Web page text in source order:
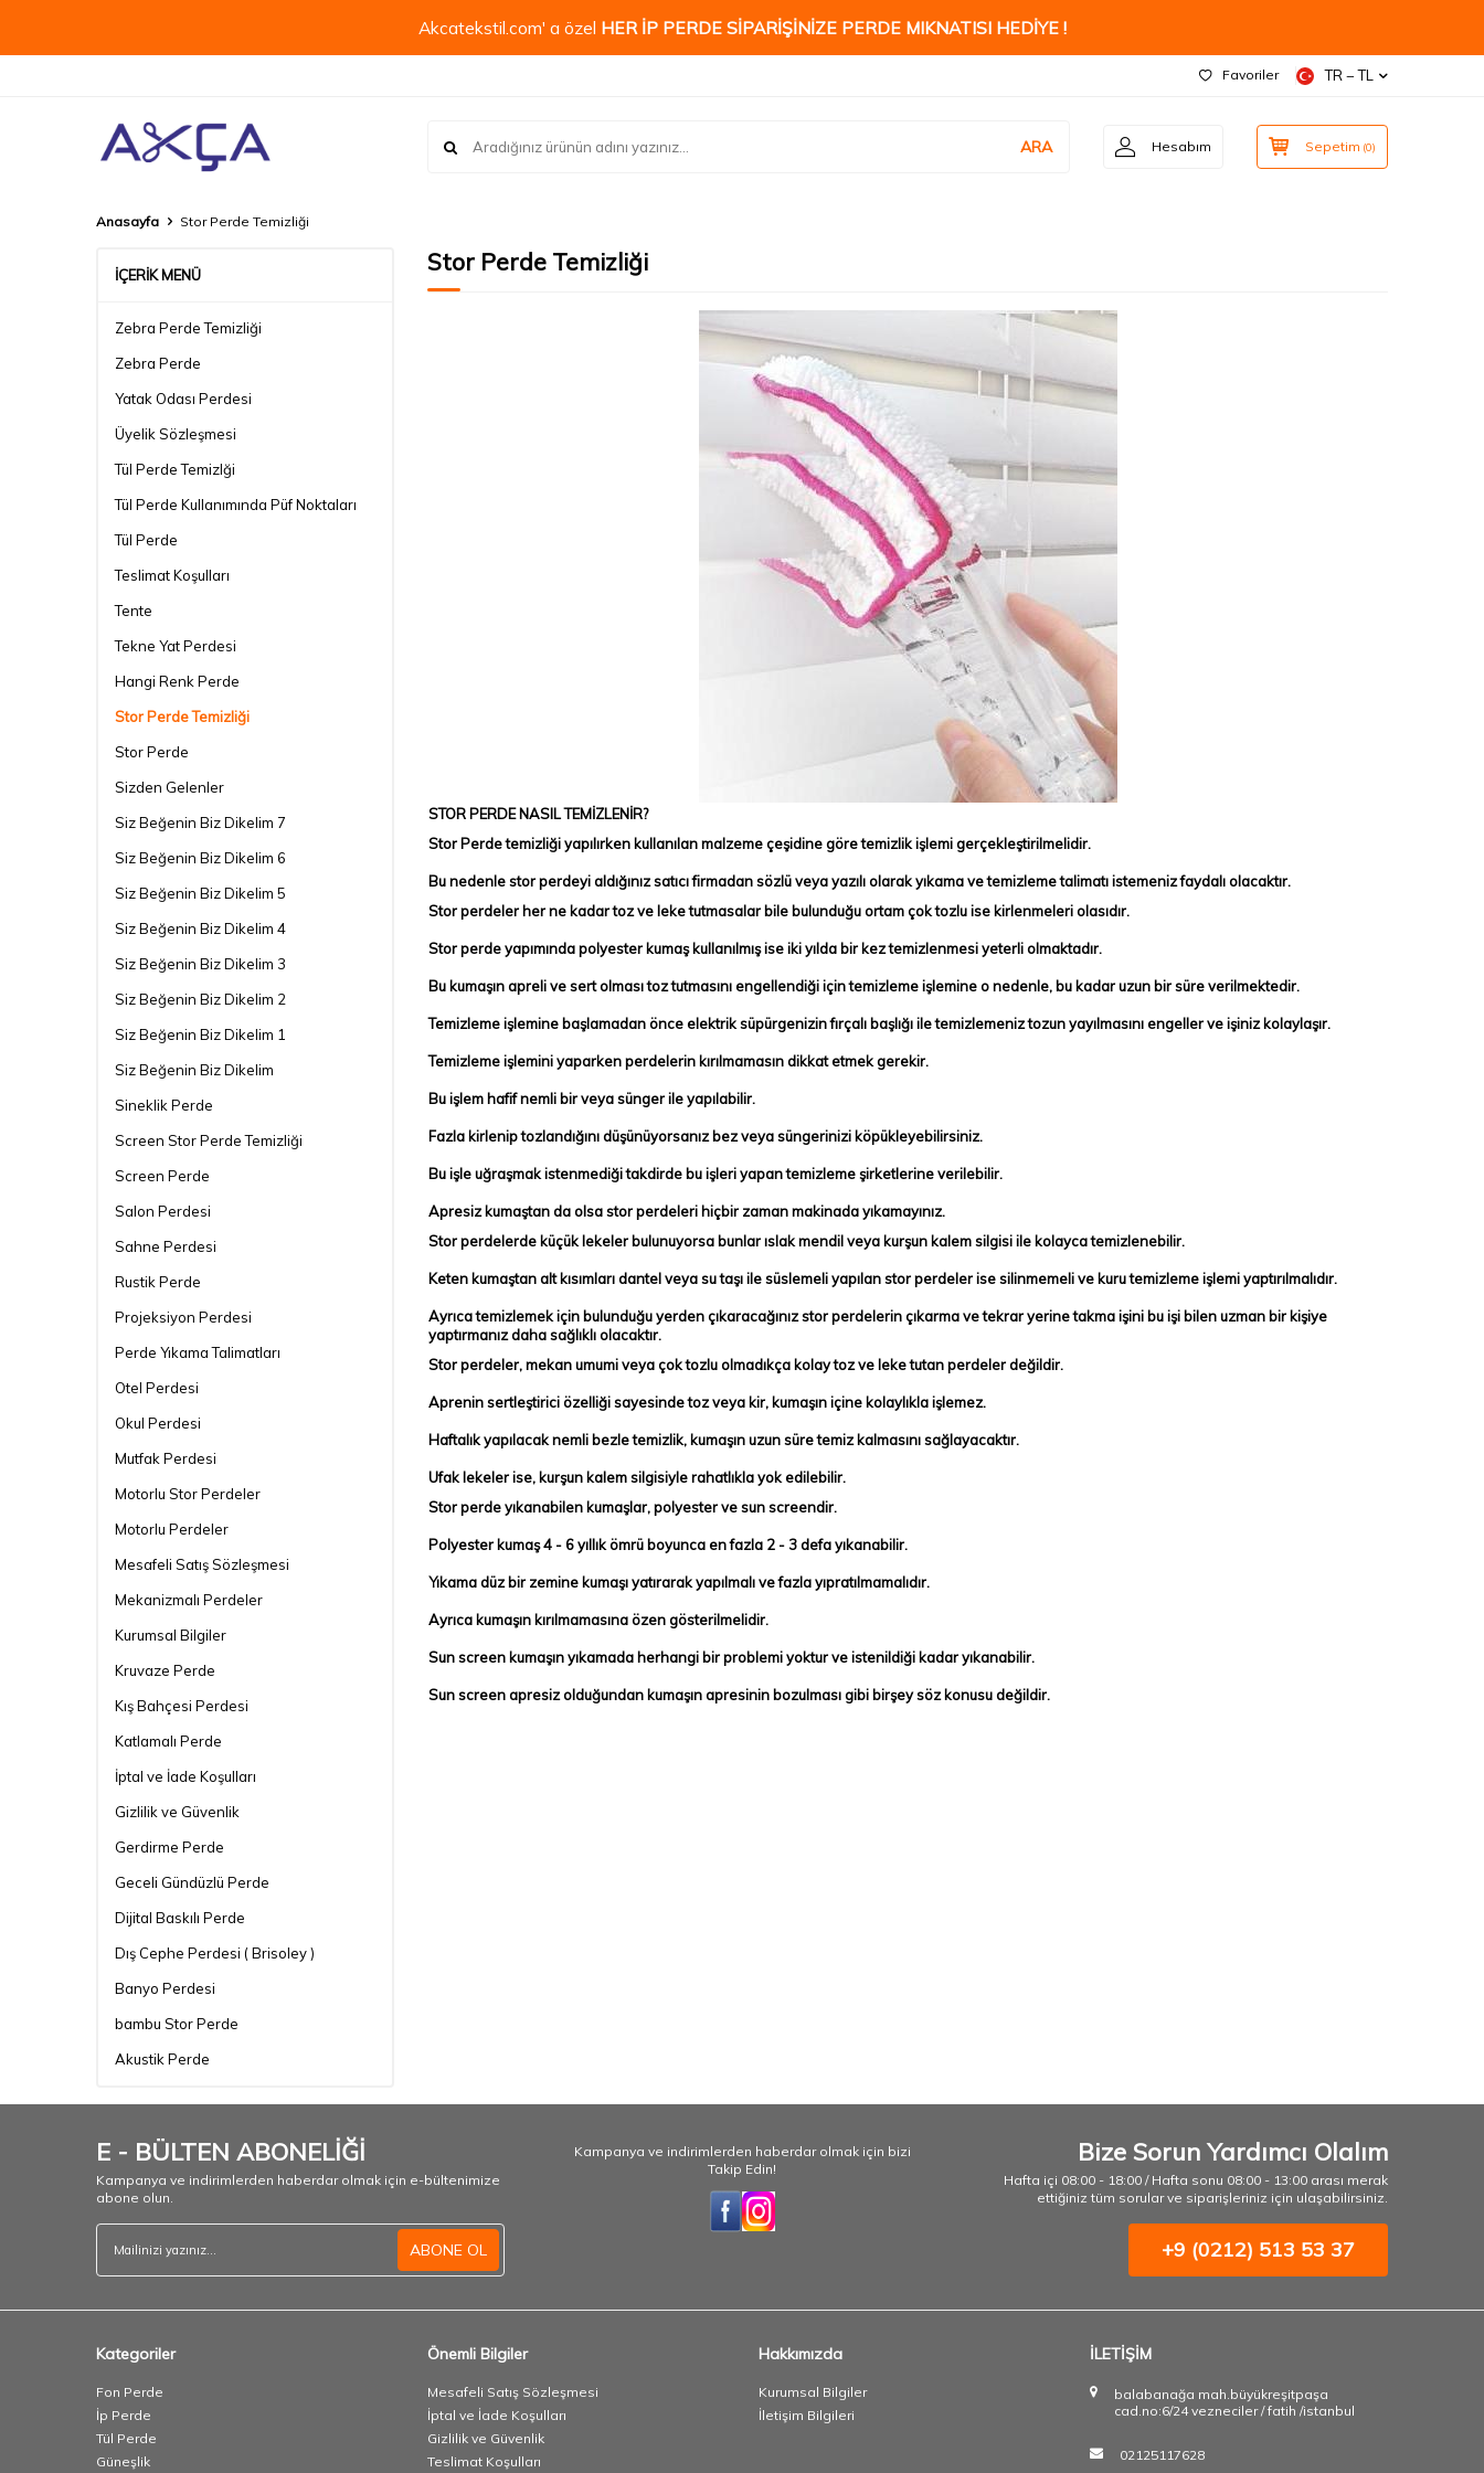
Akcatekstil.com' a özel HER İP PERDE SİPARİŞİNİZE PERDE MIKNATISI HEDİYE !
Favoriler TR − TL
ARA Hesabım Sepetim (0)
Anasayfa Stor Perde Temizliği
İÇERIK MENÜ
Zebra Perde Temizliği
Zebra Perde
Yatak Odası Perdesi
Üyelik Sözleşmesi
Tül Perde Temizlği
Tül Perde Kullanımında Püf Noktaları
Tül Perde
Teslimat Koşulları
Tente
Tekne Yat Perdesi
Hangi Renk Perde
Stor Perde Temizliği
Stor Perde
Sizden Gelenler
Siz Beğenin Biz Dikelim 7
Siz Beğenin Biz Dikelim 6
Siz Beğenin Biz Dikelim 5
Siz Beğenin Biz Dikelim 4
Siz Beğenin Biz Dikelim 3
Siz Beğenin Biz Dikelim 2
Siz Beğenin Biz Dikelim 1
Siz Beğenin Biz Dikelim
Sineklik Perde
Screen Stor Perde Temizliği
Screen Perde
Salon Perdesi
Sahne Perdesi
Rustik Perde
Projeksiyon Perdesi
Perde Yıkama Talimatları
Otel Perdesi
Okul Perdesi
Mutfak Perdesi
Motorlu Stor Perdeler
Motorlu Perdeler
Mesafeli Satış Sözleşmesi
Mekanizmalı Perdeler
Kurumsal Bilgiler
Kruvaze Perde
Kış Bahçesi Perdesi
Katlamalı Perde
İptal ve İade Koşulları
Gizlilik ve Güvenlik
Gerdirme Perde
Geceli Gündüzlü Perde
Dijital Baskılı Perde
Dış Cephe Perdesi ( Brisoley )
Banyo Perdesi
bambu Stor Perde
Akustik Perde
Stor Perde Temizliği
STOR PERDE NASIL TEMİZLENİR?
Stor Perde temizliği yapılırken kullanılan malzeme çeşidine göre temizlik işlemigerçekleştirilmelidir.
Bu nedenle stor perdeyi aldığınız satıcı firmadan sözlü veyayazılı olarak yıkama ve temizleme talimatı istemeniz faydalı olacaktır.
Stor perdeler her ne kadar toz ve leke tutmasalar bile bulunduğu ortam çok tozlu ise kirlenmeleri olasıdır.
Stor perde yapımında polyester kumaş kullanılmış ise iki yılda bir kez temizlenmesi yeterli olmaktadır.
Bu kumaşın apreli ve sert olması toz tutmasını engellendiği için temizleme işlemine o nedenle, bu kadar uzun bir süre verilmektedir.
Temizleme işlemine başlamadan önce elektrik süpürgenizin fırçalı başlığı ile temizlemeniztozun yayılmasını engeller ve işiniz kolaylaşır.
Temizleme işlemini yaparken perdelerin kırılmamasın dikkat etmek gerekir.
Bu işlem hafif nemli bir veya sünger ile yapılabilir.
Fazla kirlenip tozlandığını düşünüyorsanız bez veya süngerinizi köpükleyebilirsiniz.
Bu işle uğraşmak istenmediği takdirde bu işleri yapan temizleme şirketlerine verilebilir.
Apresiz kumaştan da olsa stor perdeleri hiçbir zaman makinada yıkamayınız.
Stor perdelerde küçük lekeler bulunuyorsa bunlar ıslak mendil veya kurşun kalem silgisiile kolayca temizlenebilir.
Keten kumaştan alt kısımları dantel veya su taşı ilesüslemeli yapılan stor perdeler ise silinmemeli ve kuru temizleme işlemi yaptırılmalıdır.
Ayrıca temizlemek için bulunduğu yerden çıkaracağınız stor perdelerin çıkarma ve tekraryerine takma işini bu işi bilen uzman bir kişiye
yaptırmanız daha sağlıklı olacaktır.
Stor perdeler, mekan umumi veya çok tozlu olmadıkça kolay toz ve leke tutan perdeler değildir.
Aprenin sertleştirici özelliği sayesinde toz veya kir, kumaşın içine kolaylıkla işlemez.
Haftalık yapılacak nemli bezle temizlik, kumaşın uzun süre temiz kalmasını sağlayacaktır.
Ufak lekeler ise, kurşun kalem silgisiyle rahatlıkla yok edilebilir.
Stor perde yıkanabilen kumaşlar, polyester ve sun screendir.
Polyester kumaş 4 - 6 yıllık ömrü boyunca en fazla 2 - 3 defa yıkanabilir.
Yıkama düz bir zemine kumaşı yatırarak yapılmalı ve fazla yıpratılmamalıdır.
Ayrıca kumaşın kırılmamasına özen gösterilmelidir.
Sun screen kumaşın yıkamada herhangi bir problemi yoktur ve istenildiği kadar yıkanabilir.
Sun screen apresiz olduğundan kumaşın apresinin bozulması gibi birşey söz konusu değildir.
E - BÜLTEN ABONELİĞİ
Kampanya ve indirimlerden haberdar olmak için e-bültenimize
abone olun.
ABONE OL
Kampanya ve indirimlerden haberdar olmak için bizi
Takip Edin!
Bize Sorun Yardımcı Olalım
Hafta içi 08:00 - 18:00 / Hafta sonu 08:00 - 13:00 arası merak
ettiğiniz tüm sorular ve siparişleriniz için ulaşabilirsiniz.
+9 (0212) 513 53 37
Kategoriler
Fon Perde
İp Perde
Tül Perde
Güneşlik
Önemli Bilgiler
Mesafeli Satış Sözleşmesi
İptal ve İade Koşulları
Gizlilik ve Güvenlik
Teslimat Koşulları
Hakkımızda
Kurumsal Bilgiler
İletişim Bilgileri
İLETİŞİM
balabanağa mah.büyükreşitpaşa
cad.no:6/24 vezneciler / fatih /istanbul
02125117628